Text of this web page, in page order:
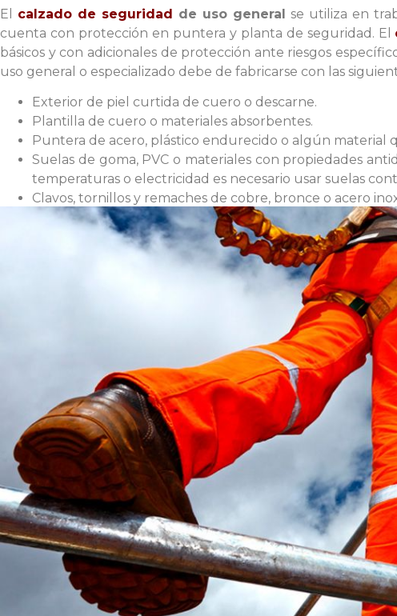
El calzado de seguridad de uso general se utiliza en
cuenta con protección en puntera y planta de seguridad. El
básicos y con adicionales de protección ante riesgos
uso general o especializado debe de fabricarse con las
Exterior de piel curtida de cuero o descarne.
Plantilla de cuero o materiales absorbentes.
Puntera de acero, plástico endurecido o algún material
Suelas de goma, PVC o materiales con propiedades
temperaturas o electricidad es necesario usar suelas
Clavos, tornillos y remaches de cobre, bronce o acero